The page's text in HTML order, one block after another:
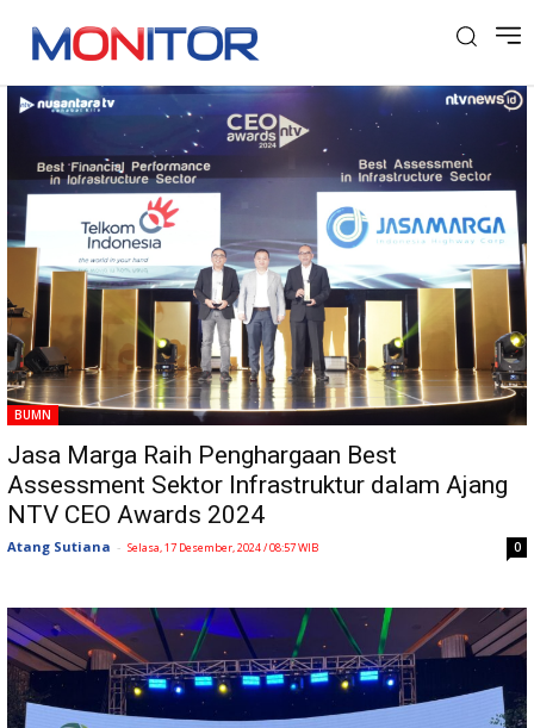
Tag: Nusantara TV
BUMN
Jasa Marga Raih Penghargaan Best
Assessment Sektor Infrastruktur dalam Ajang
NTV CEO Awards 2024
Atang Sutiana - Selasa, 17 Desember, 2024 / 08:57 WIB 0